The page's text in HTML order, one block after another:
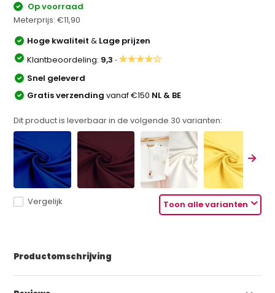
Op voorraad
Meterprijs:€11,90
Hoge kwaliteit& Lage prijzen
Klantbeoordeling: 9,3 ·★★★★☆
Snel geleverd
Gratis verzendingvanaf €150 NL & BE
Dit product is leverbaar in de volgende 30 varianten:
Toon alle varianten
Vergelijk
Productomschrijving